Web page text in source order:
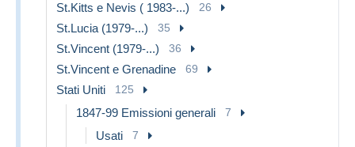
St.Kitts e Nevis ( 1983-...) 26
St.Lucia (1979-...) 35
St.Vincent (1979-...) 36
St.Vincent e Grenadine 69
Stati Uniti 125
1847-99 Emissioni generali 7
Usati 7